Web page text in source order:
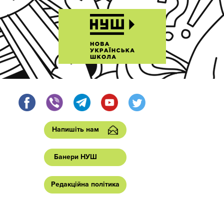
Напишіть нам
Банери НУШ
Редакційна політика